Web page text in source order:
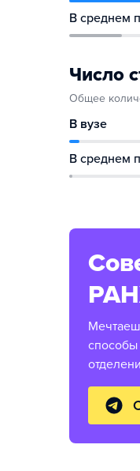
В среднем
Число
Общее
В вузе
В среднем
способы